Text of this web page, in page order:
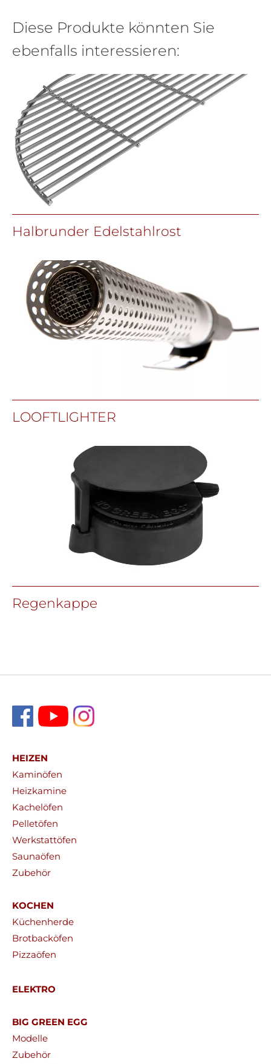
Diese Produkte könnten Sie
ebenfalls interessieren:
Halbrunder Edelstahlrost
LOOFTLIGHTER
Regenkappe
HEIZEN
Kaminöfen
Heizkamine
Kachelöfen
Pelletöfen
Werkstattöfen
Saunaöfen
Zubehör
KOCHEN
Küchenherde
Brotbacköfen
Pizzaöfen
ELEKTRO
BIG GREEN EGG
Modelle
Zubehör